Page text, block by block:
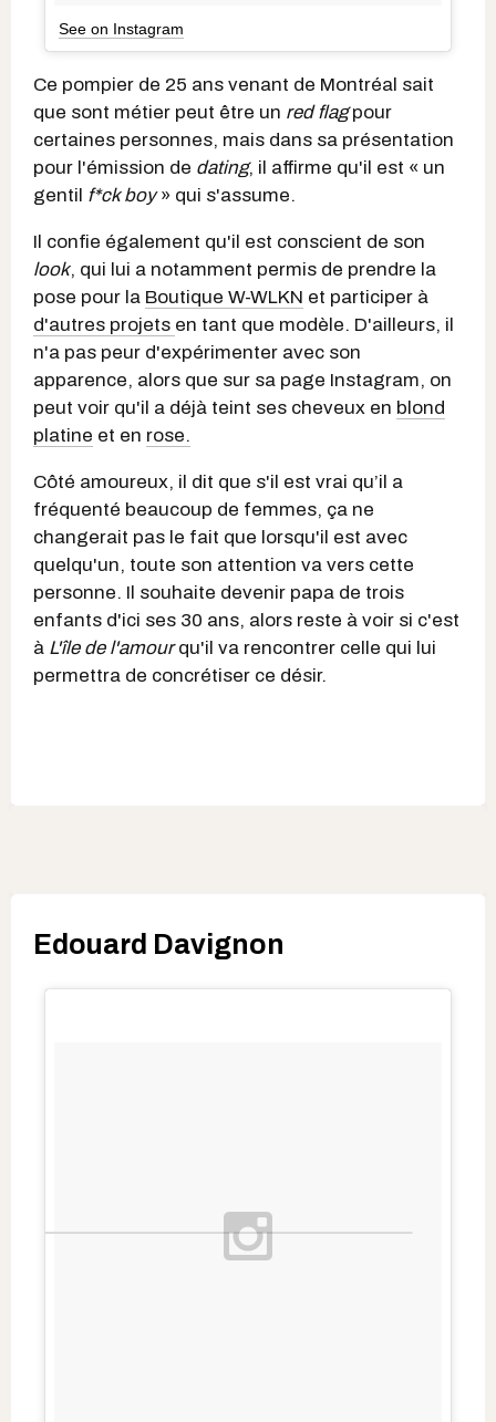
See on Instagram
Ce pompier de 25 ans venant de Montréal sait
que sont métier peut être un red flagpour
certaines personnes, mais dans sa présentation
pour l'émission de dating, il affirme qu'il est « un
gentil f*ck boy» qui s'assume.
Il confie également qu'il est conscient de son
look, qui lui a notamment permis de prendre la
pose pour la Boutique W-WLKN et participer à
d'autres projets en tant que modèle. D'ailleurs, il
n'a pas peur d'expérimenter avec son
apparence, alors que sur sa page Instagram, on
peut voir qu'il a déjà teint ses cheveux en blond
platine et en rose.
Côté amoureux, il dit que s'il est vrai qu’il a
fréquenté beaucoup de femmes, ça ne
changerait pas le fait que lorsqu'il est avec
quelqu'un, toute son attention va vers cette
personne. Il souhaite devenir papa de trois
enfants d'ici ses 30 ans, alors reste à voir si c'est
à L'île de l'amourqu'il va rencontrer celle qui lui
permettra de concrétiser ce désir.
Edouard Davignon